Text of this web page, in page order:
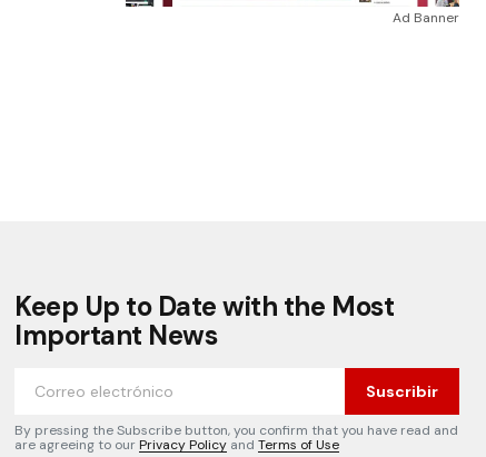
Ad Banner
Keep Up to Date with the Most
Important News
Suscribir
By pressing the Subscribe button, you confirm that you have read and
are agreeing to ourPrivacy Policy and Terms of Use